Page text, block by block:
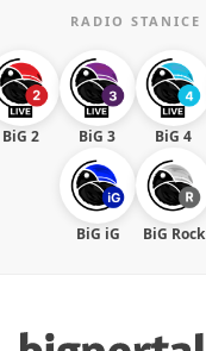
RADIO STANICE
BiG 2 BiG 3 BiG 4
BiG iG BiG Rock